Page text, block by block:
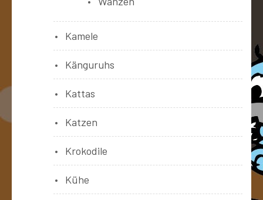
Kamele
Känguruhs
Kattas
Katzen
Krokodile
Kühe